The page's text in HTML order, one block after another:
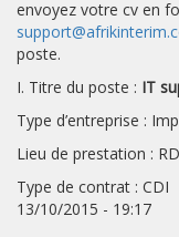
envoyez votre cv en
poste.
I. Titre du poste : IT
Type d’entreprise :
Lieu de prestation :
Type de contrat : CDI
13/10/2015 - 19:17